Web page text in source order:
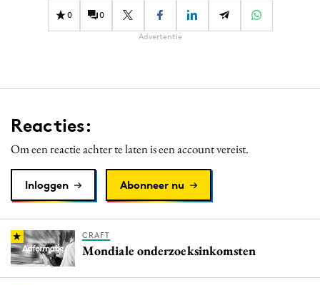
0 0
Advertentie
Reacties:
Om een reactie achter te laten is een account vereist.
Inloggen Abonneer nu
CRAFT
Mondiale onderzoeksinkomsten